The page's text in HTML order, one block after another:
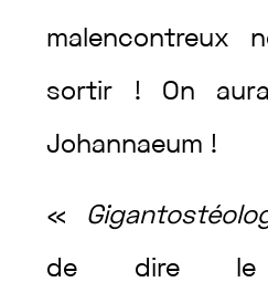
malencontreux
sortir ! On
Johannaeum !
«
de dire